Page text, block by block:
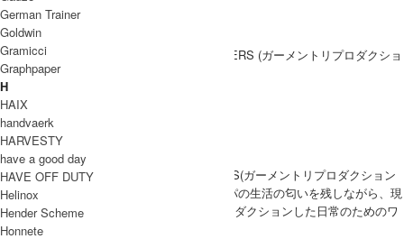
UNISEX
パンツ
ARCHIVE
DECONSTRUCTION
ATMOSPHERE
REPRODUCTION
GARMENT REPRODUCTION OF WORKERS(ガーメントリプロダクション
オブワーカーズ)は古きよき時代のヨーロッパの生活の匂いを残しながら、現
代の生活に寄り添える服をテーマに、リプロダクションした日常のためのワ
ードローブを作るブランド。
German Trainer
Goldwin
Gramicci
Graphpaper
H
HAIX
handvaerk
HARVESTY
have a good day
HAVE OFF DUTY
Helinox
Hender Scheme
Honnete